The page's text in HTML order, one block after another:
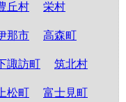
丘村 栄村
那市 高森町
諏訪町 筑北村
上松町 富士見町